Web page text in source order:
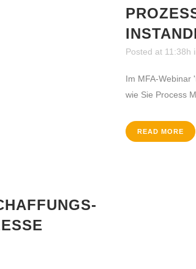
Posted at 11:38h
Im MFA-Webinar
wie Sie Process
READ MORE